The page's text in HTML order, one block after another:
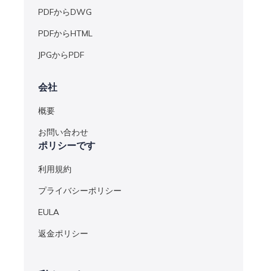
PDFからDWG
PDFからHTML
JPGからPDF
会社
概要
お問い合わせ
ポリシーです
利用規約
プライバシーポリシー
EULA
返金ポリシー